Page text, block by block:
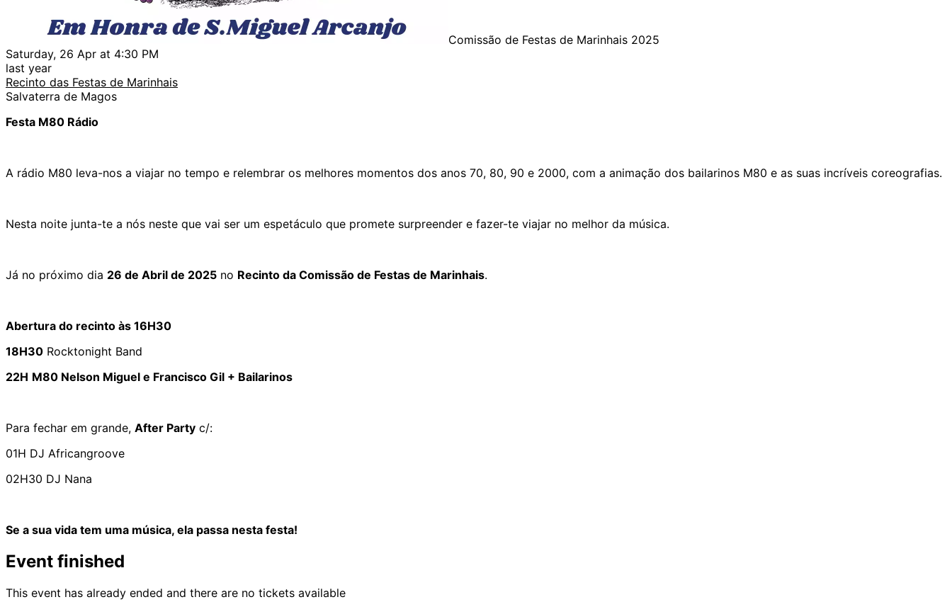
Comissão de Festas de Marinhais 2025
Saturday, 26 Apr at 4:30 PM
last year
Recinto das Festas de Marinhais
Salvaterra de Magos
Festa M80 Rádio
A rádio M80 leva-nos a viajar no tempo e relembrar os melhores momentos dos anos 70, 80, 90 e 2000, com a animação dos bailarinos M80 e as suas incríveis coreografias.
Nesta noite junta-te a nós neste que vai ser um espetáculo que promete surpreender e fazer-te viajar no melhor da música.
Já no próximo dia 26 de Abril de 2025 no Recinto da Comissão de Festas de Marinhais.
Abertura do recinto às 16H30
18H30 Rocktonight Band
22H M80 Nelson Miguel e Francisco Gil + Bailarinos
Para fechar em grande, After Party c/:
01H DJ Africangroove
02H30 DJ Nana
Se a sua vida tem uma música, ela passa nesta festa!
Event finished
This event has already ended and there are no tickets available